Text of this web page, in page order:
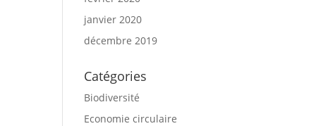
janvier 2020
décembre 2019
Catégories
Biodiversité
Economie circulaire